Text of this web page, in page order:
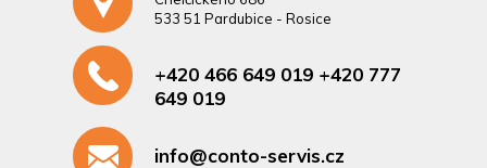
533 51 Pardubice - Rosice
+420 466 649 019 +420 777
649 019
info@conto-servis.cz